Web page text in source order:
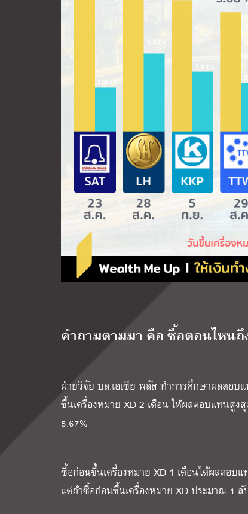
คำถามตามมา คือ ซื้อตอนไหนถึ
ฝ่ายวิจัย บล.เอเซีย พลัส ทำการศึกษาผลตอ
ขึ้นเครื่องหมาย XD 2 เดือน ให้ผลตอบแทนสู
5.67%
ซื้อก่อนขึ้นเครื่องหมาย XD 1 เดือนได้ผลตอบ
แต่ถ้าซื้อก่อนขึ้นเครื่องหมาย XD ประมาณ 1